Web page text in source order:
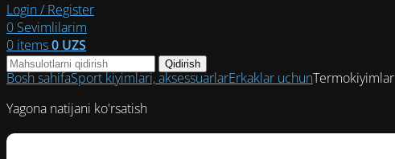
Login / Register
0 Sevimlilarim
0 items0 UZS
Qidirish
Bosh sahifaSport kiyimlari, aksessuarlarErkaklar uchunTermokiyimlar
Yagona natijani ko'rsatish